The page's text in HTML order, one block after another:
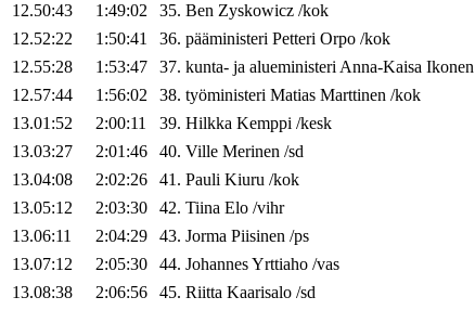
12.50:43
1:49:02 35. Ben Zyskowicz /kok
12.52:22
1:50:41 36. pääministeri Petteri Orpo /kok
12.55:28
1:53:47 37. kunta- ja alueministeriAnna-Kaisa Ikonen
12.57:44
1:56:02 38. työministeri Matias Marttinen /kok
13.01:52
2:00:11 39. Hilkka Kemppi /kesk
13.03:27
2:01:46 40. Ville Merinen /sd
13.04:08
2:02:26 41. Pauli Kiuru /kok
13.05:12
2:03:30 42. Tiina Elo /vihr
13.06:11
2:04:29 43. Jorma Piisinen /ps
13.07:12
2:05:30 44. JohannesYrttiaho /vas
13.08:38
2:06:56 45. Riitta Kaarisalo /sd